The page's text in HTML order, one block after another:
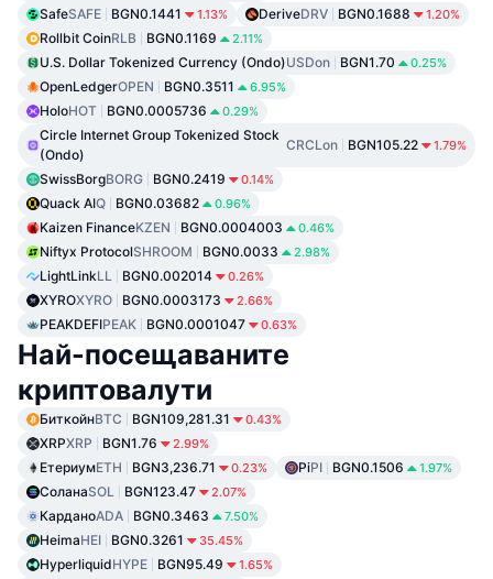
SafeSAFE BGN0.1441 1.13% DeriveDRV BGN0.1688 1.20%
Rollbit CoinRLB BGN0.1169 2.11%
U.S. Dollar Tokenized Currency (Ondo)USDon BGN1.70 0.25%
OpenLedgerOPEN BGN0.3511 6.95%
HoloHOT BGN0.0005736 0.29%
Circle Internet Group Tokenized Stock
(Ondo)
CRCLon BGN105.22 1.79%
SwissBorgBORG BGN0.2419 0.14%
Quack AIQ BGN0.03682 0.96%
Kaizen FinanceKZEN BGN0.0004003 0.46%
Niftyx ProtocolSHROOM BGN0.0033 2.98%
LightLinkLL BGN0.002014 0.26%
XYROXYRO BGN0.0003173 2.66%
PEAKDEFIPEAK BGN0.0001047 0.63%
Най-посещаваните
криптовалути
БиткойнBTC BGN109,281.31 0.43%
XRPXRP BGN1.76 2.99%
ЕтериумETH BGN3,236.71 0.23% PiPI BGN0.1506 1.97%
СоланаSOL BGN123.47 2.07%
КарданоADA BGN0.3463 7.50%
HeimaHEI BGN0.3261 35.45%
HyperliquidHYPE BGN95.49 1.65%